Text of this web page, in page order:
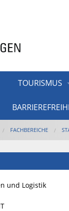
TOURISMUS
FACHBEREICHE
und Logistik